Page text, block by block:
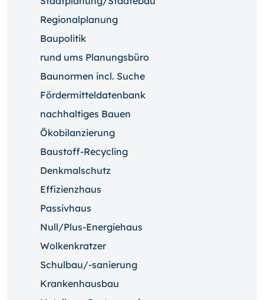
Regionalplanung
Baupolitik
rund ums Planungsbüro
Baunormen incl. Suche
Fördermitteldatenbank
nachhaltiges Bauen
Ökobilanzierung
Baustoff-Recycling
Denkmalschutz
Effizienzhaus
Passivhaus
Null/Plus-Energiehaus
Wolkenkratzer
Schulbau/-sanierung
Krankenhausbau